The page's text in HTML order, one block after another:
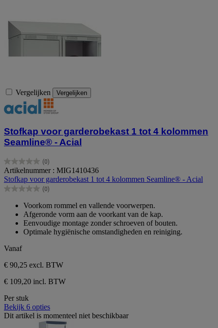
Vergelijken Vergelijken
Stofkap voor garderobekast 1 tot 4 kolommen
Seamline® - Acial
(0)
0.0
van
de
5
Artikelnummer : MIG1410436
Stofkap voor garderobekast 1 tot 4 kolommen Seamline® - Acial
(0)
0.0
sterren.
Voorkom rommel en vallende voorwerpen.
Afgeronde vorm aan de voorkant van de kap.
Eenvoudige montage zonder schroeven of bouten.
Optimale hygiënische omstandigheden en reiniging.
Vanaf
€ 90,25 excl. BTW
€ 109,20 incl. BTW
Per stuk
Bekijk 6 opties
Dit artikel is momenteel niet beschikbaar